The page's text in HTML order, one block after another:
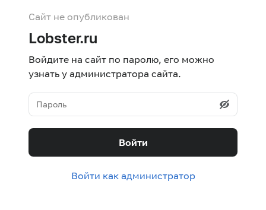
Сайт не опубликован
Lobster.ru
Войдите на сайт по паролю, его можно
узнать у администратора сайта.
Войти
Войти как администратор